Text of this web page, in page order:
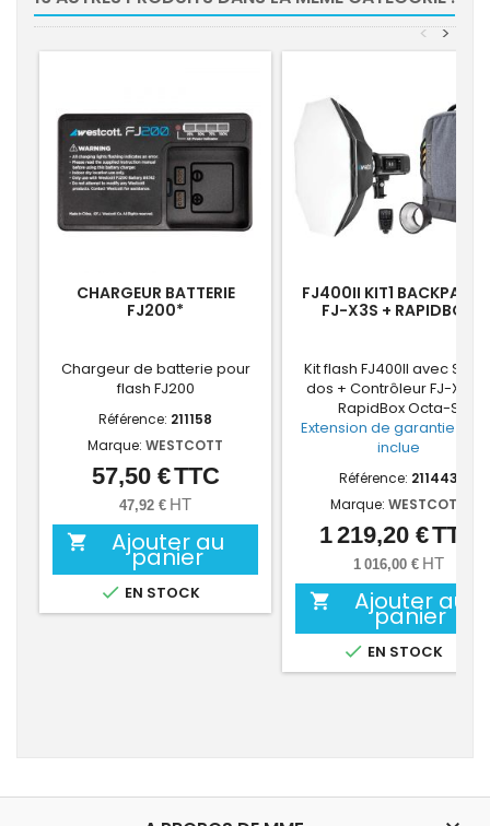
>
<
CHARGEUR BATTERIE
FJ200*
Chargeur de batterie pour
flash FJ200
Référence: 211158
Marque: WESTCOTT
Prix
57,50 €TTC
47,92 € HT
 Ajouter au
panier
 EN STOCK
FJ400II KIT1 BACKPACK
FJ-X3S + RAPIDBOX
Kit flash FJ400II avec Sac
dos + Contrôleur FJ-X3S +
RapidBox Octa-S
Extension de garantie 3
inclue
Référence: 211443
Marque: WESTCOTT
Prix
1 219,20 €TTC
1 016,00 € HT
 Ajouter au
panier
 EN STOCK